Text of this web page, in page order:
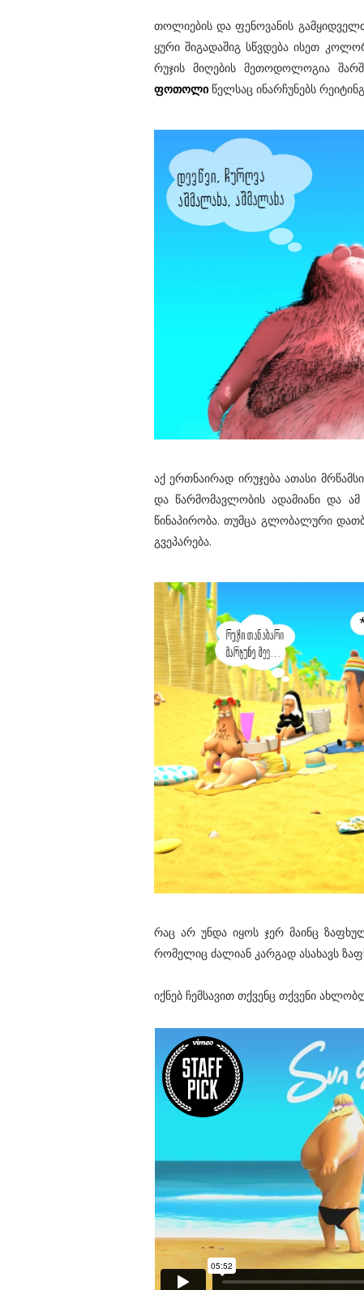
თოლიების და ფენოვანის
ყური შიგადაშიგ სწვდება ისეთ
რუჯის მიღების მეთოდოლოგია
ფოთოლი წელსაც ინარჩუნებს
აქ ერთნაირად ირუჯება ათასი
და წარმომავლობის ადამიანი და
წინაპირობა. თუმცა გლობალური
გვეპარება.
რაც არ უნდა იყოს ჯერ მაინც
რომელიც ძალიან კარგად ასახავს
იქნებ ჩემსავით თქვენც თქვენი